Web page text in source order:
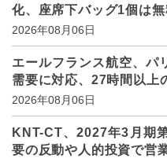
化、座席下バッグ1個は
2026年08月06日
エールフランス航空、パ
需要に対応、27時間以上
2026年08月06日
KNT-CT、2027年3月期
要の反動や人的投資で営